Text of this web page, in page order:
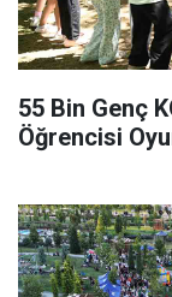
55 Bin Genç
Öğrencisi